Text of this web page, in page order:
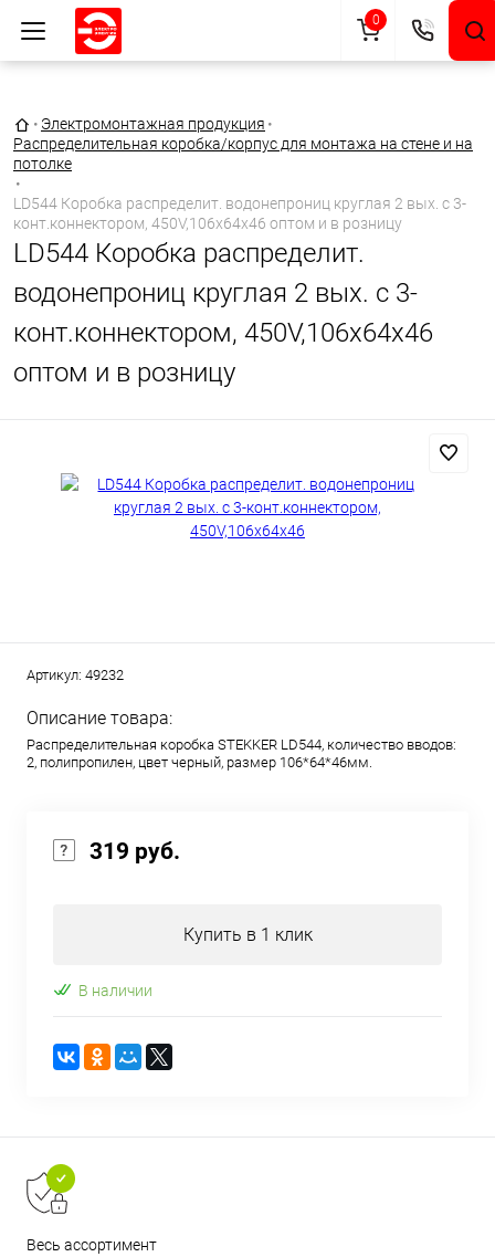
Главная страница
• Электромонтажная продукция •
Распределительная коробка/корпус для монтажа на стене и на
потолке
•
LD544 Коробка распределит. водонепрониц круглая 2 вых. с 3-
конт.коннектором, 450V,106х64х46 оптом и в розницу
LD544 Коробка распределит.
водонепрониц круглая 2 вых. с 3-
конт.коннектором, 450V,106х64х46
оптом и в розницу
Артикул: 49232
Описание товара:
Распределительная коробка STEKKER LD544, количество вводов:
2, полипропилен, цвет черный, размер 106*64*46мм.
319 руб.
Купить в 1 клик
В наличии
Весь ассортимент
0